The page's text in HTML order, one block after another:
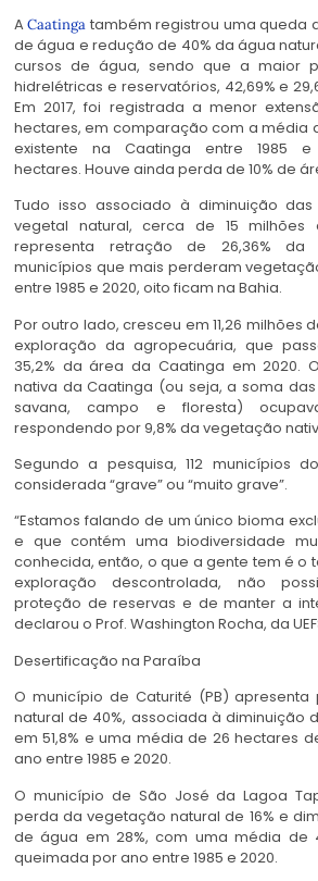
ACaatinga também registrou uma queda
de água e redução de 40% da água
cursos de água, sendo que a maior
hidrelétricas e reservatórios, 42,69% e
Em 2017, foi registrada a menor
hectares, em comparação com a média
existente na Caatinga entre 1985
hectares. Houve ainda perda de 10% de
Tudo isso associado à diminuição
vegetal natural, cerca de 15
representa retração de 26,36% da
municípios que mais perderam
entre 1985 e 2020, oito ficam na Bahia.
Por outro lado, cresceu em 11,26 milhões
exploração da agropecuária, que
35,2% da área da Caatinga em 2020.
nativa da Caatinga (ou seja, a soma
savana, campo e floresta)
respondendo por 9,8% da vegetação
Segundo a pesquisa, 112 municípios
considerada “grave” ou “muito grave”.
“Estamos falando de um único bioma
e que contém uma biodiversidade
conhecida, então, o que a gente tem é o
exploração descontrolada, não
proteção de reservas e de manter a
declarou o Prof. Washington Rocha, da
Desertificação na Paraíba
O município de Caturité (PB)
natural de 40%, associada à diminuição
em 51,8% e uma média de 26 hectares
ano entre 1985 e 2020.
O município de São José da Lagoa
perda da vegetação natural de 16% e
de água em 28%, com uma média de
queimada por ano entre 1985 e 2020.